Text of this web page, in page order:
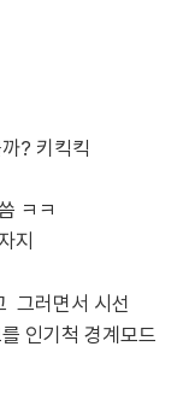
? 키킥킥
ㅋㅋ
지
그러면서 시선
인기척 경계모드